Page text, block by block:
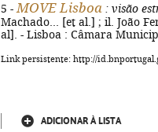
5 - MOVE Lisboa : visão
Machado... [et al.] ; il. João
al]. - Lisboa : Câmara
Link persistente: http://
ADICIONAR À LISTA